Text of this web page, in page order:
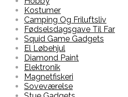
Kostumer
Camping Og Friluftsliv
Fødselsdagsgave Til Far
Squid Game Gadgets
El Løbehjul
Diamond Paint
Elektronik
Magnetfiskeri
Soveværelse